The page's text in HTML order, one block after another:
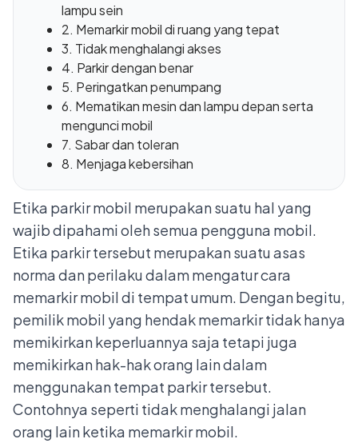
lampu sein
2. Memarkir mobil di ruang yang tepat
3. Tidak menghalangi akses
4. Parkir dengan benar
5. Peringatkan penumpang
6. Mematikan mesin dan lampu depan serta
mengunci mobil
7. Sabar dan toleran
8. Menjaga kebersihan
Etika parkir mobil merupakan suatu hal yang
wajib dipahami oleh semua pengguna mobil.
Etika parkir tersebut merupakan suatu asas
norma dan perilaku dalam mengatur cara
memarkir mobil di tempat umum. Dengan begitu,
pemilik mobil yang hendak memarkir tidak hanya
memikirkan keperluannya saja tetapi juga
memikirkan hak-hak orang lain dalam
menggunakan tempat parkir tersebut.
Contohnya seperti tidak menghalangi jalan
orang lain ketika memarkir mobil.